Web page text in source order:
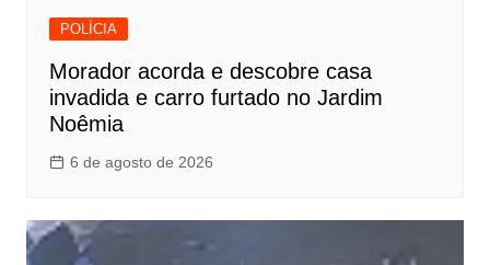
POLÍCIA
Morador acorda e descobre casa
invadida e carro furtado no Jardim
Noêmia
6 de agosto de 2026